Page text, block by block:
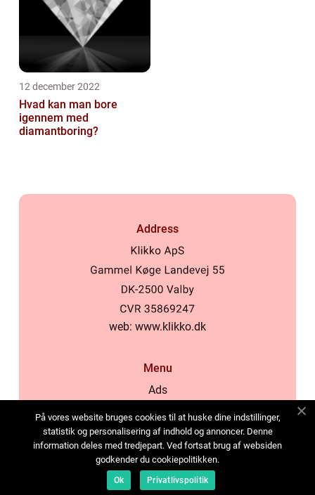
12 december 2022
Hvad kan man bore
igennem med
diamantboring?
Address
web: www.klikko.dk
Menu
Ads
Cookies
Contact
Sitemap
På vores website bruges cookies til at huske dine indstillinger,
statistik og personalisering af indhold og annoncer. Denne
information deles med tredjepart. Ved fortsat brug af websiden
godkender du cookiepolitikken.
Ok Privatlivspolitik